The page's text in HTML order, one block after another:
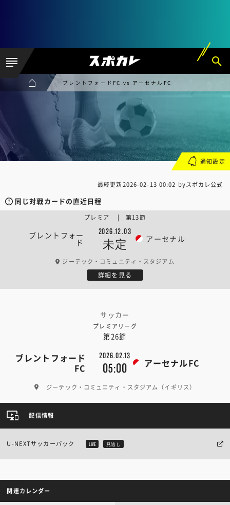
ブレントフォードFC vs アーセナルFC
最終更新2026-02-13 00:02 byスポカレ公式
同じ対戦カードの直近日程
ブレントフォー
ド
2026.12.03
未定 アーセナル
プレミア | 第13節
ジーテック・コミュニティ・スタジアム
詳細を見る
サッカー
プレミアリーグ
第26節
ブレントフォード
FC
2026.02.13
05:00 アーセナルFC
ジーテック・コミュニティ・スタジアム（イギリス）
通知設定
配信情報
U-NEXTサッカーパック LIVE 見逃し
関連カレンダー